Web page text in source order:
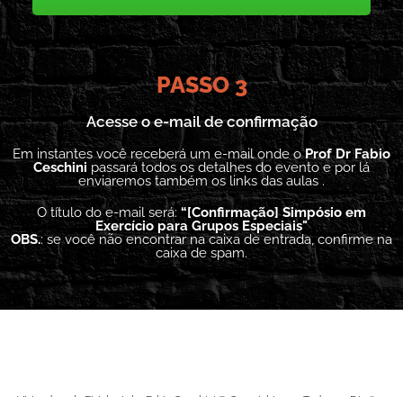
PASSO 3
Acesse o e-mail de confirmação
Em instantes você receberá um e-mail onde oProf Dr Fabio
Ceschini passará todos os detalhes do evento e por lá
enviaremos também os links das aulas .
O título do e-mail será: “[Confirmação] Simpósio em
Exercício para Grupos Especiais"
OBS.: se você não encontrar na caixa de entrada, confirme na
caixa de spam.